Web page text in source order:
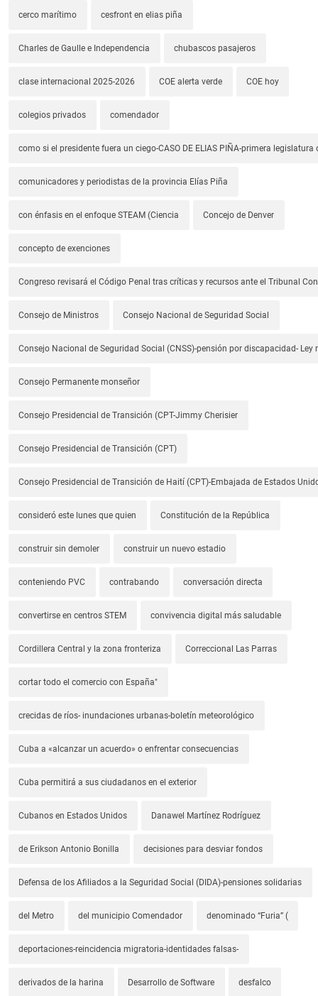
cerco marítimo cesfront en elias piña
Charles de Gaulle e Independencia chubascos pasajeros
clase internacional 2025-2026 COE alerta verde COE hoy
colegios privados comendador
como si el presidente fuera un ciego-CASO DE ELIAS PIÑA-primera legislatura
comunicadores y periodistas de la provincia Elías Piña
con énfasis en el enfoque STEAM (Ciencia Concejo de Denver
concepto de exenciones
Congreso revisará el Código Penal tras críticas y recursos ante el Tribunal
Consejo de Ministros Consejo Nacional de Seguridad Social
Consejo Nacional de Seguridad Social (CNSS)-pensión por discapacidad- Ley
Consejo Permanente monseñor
Consejo Presidencial de Transición (CPT-Jimmy Cherisier
Consejo Presidencial de Transición (CPT)
Consejo Presidencial de Transición de Haití (CPT)-Embajada de Estados
consideró este lunes que quien Constitución de la República
construir sin demoler construir un nuevo estadio
conteniendo PVC contrabando conversación directa
convertirse en centros STEM convivencia digital más saludable
Cordillera Central y la zona fronteriza Correccional Las Parras
cortar todo el comercio con España"
crecidas de ríos- inundaciones urbanas-boletín meteorológico
Cuba a «alcanzar un acuerdo» o enfrentar consecuencias
Cuba permitirá a sus ciudadanos en el exterior
Cubanos en Estados Unidos Danawel Martínez Rodríguez
de Erikson Antonio Bonilla decisiones para desviar fondos
Defensa de los Afiliados a la Seguridad Social (DIDA)-pensiones solidarias
del Metro del municipio Comendador denominado “Furia” (
deportaciones-reincidencia migratoria-identidades falsas-
derivados de la harina Desarrollo de Software desfalco